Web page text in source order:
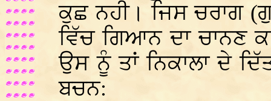
ਕੁਛ ਨਹੀ। ਜਿਸ ਚਰਾਗ
ਵਿੱਚ ਗਿਆਨ ਦਾ ਚਾਨਣ
ਉਸ ਨੂੰ ਤਾਂ ਨਿਕਾਲਾ ਦੇ
ਬਚਨ: